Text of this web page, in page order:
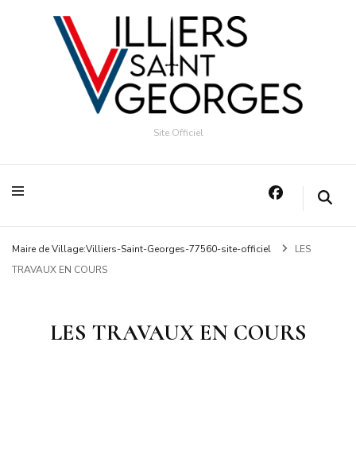
Site Officiel
Maire de Village:Villiers-Saint-Georges-77560-site-officiel
LES
TRAVAUX EN COURS
LES TRAVAUX EN COURS